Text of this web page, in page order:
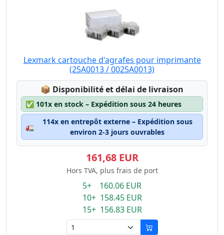
Lexmark cartouche d'agrafes pour imprimante
(25A0013 / 0025A0013)
📦 Lagerstatus:
Disponibilité et délai de livraison
✅ 101x en stock – Expédition sous 24 heures
🚛
114x en entrepôt externe – Expédition sous
environ 2-3 jours ouvrables
161,68 EUR
Hors TVA, plus frais de port
5+ 160.06 EUR
10+ 158.45 EUR
15+ 156.83 EUR